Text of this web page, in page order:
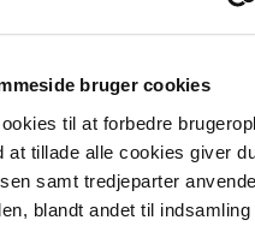
bruger cookies
til at forbedre
at tillade alle cookies giver
samt tredjeparter
blandt andet til
er kasseret
er indarbejdet i